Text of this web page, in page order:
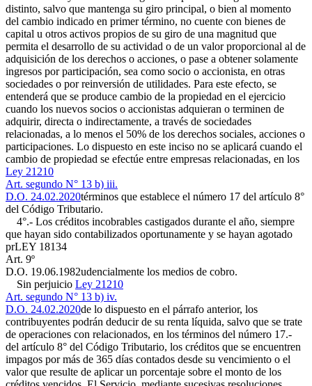
distinto, salvo que mantenga su giro principal, o bien al momento
del cambio indicado en primer término, no cuente con bienes de
capital u otros activos propios de su giro de una magnitud que
permita el desarrollo de su actividad o de un valor proporcional al de
adquisición de los derechos o acciones, o pase a obtener solamente
ingresos por participación, sea como socio o accionista, en otras
sociedades o por reinversión de utilidades. Para este efecto, se
entenderá que se produce cambio de la propiedad en el ejercicio
cuando los nuevos socios o accionistas adquieran o terminen de
adquirir, directa o indirectamente, a través de sociedades
relacionadas, a lo menos el 50% de los derechos sociales, acciones o
participaciones. Lo dispuesto en este inciso no se aplicará cuando el
cambio de propiedad se efectúe entre empresas relacionadas, en los
Ley 21210
Art. segundo N° 13 b) iii.
D.O. 24.02.2020términos que establece el número 17 del artículo 8°
del Código Tributario.
4°.- Los créditos incobrables castigados durante el año, siempre
que hayan sido contabilizados oportunamente y se hayan agotado
prLEY 18134
Art. 9º
D.O. 19.06.1982udencialmente los medios de cobro.
Sin perjuicio Ley 21210
Art. segundo N° 13 b) iv.
D.O. 24.02.2020de lo dispuesto en el párrafo anterior, los
contribuyentes podrán deducir de su renta líquida, salvo que se trate
de operaciones con relacionados, en los términos del número 17.-
del artículo 8° del Código Tributario, los créditos que se encuentren
impagos por más de 365 días contados desde su vencimiento o el
valor que resulte de aplicar un porcentaje sobre el monto de los